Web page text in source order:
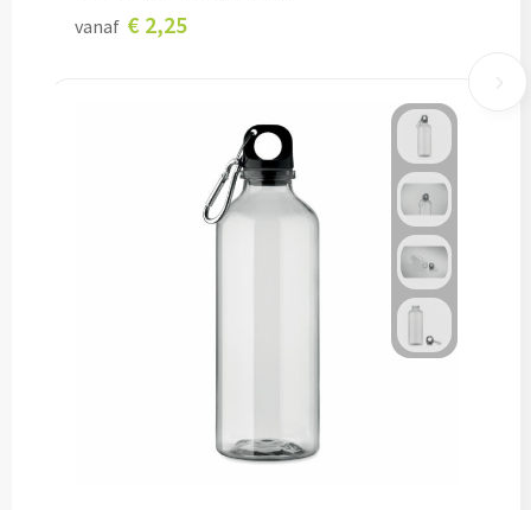
Custom made
Custom made schrijfblokken
Custom made memoblaadjes
Bureau onderleggers bedrukken
vanaf € 2,25